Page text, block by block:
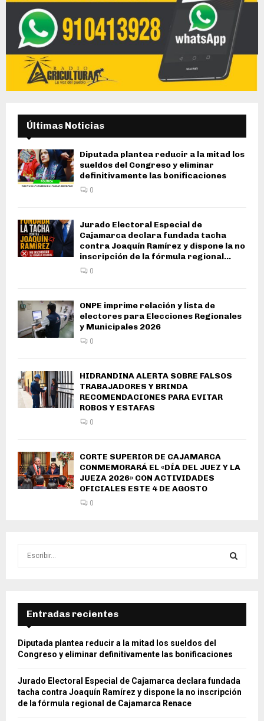
Últimas Noticias
Diputada plantea reducir a la mitad los
sueldos del Congreso y eliminar
definitivamente las bonificaciones
0
Jurado Electoral Especial de
Cajamarca declara fundada tacha
contra Joaquín Ramírez y dispone la no
inscripción de la fórmula regional...
0
ONPE imprime relación y lista de
electores para Elecciones Regionales
y Municipales 2026
0
HIDRANDINA ALERTA SOBRE FALSOS
TRABAJADORES Y BRINDA
RECOMENDACIONES PARA EVITAR
ROBOS Y ESTAFAS
0
CORTE SUPERIOR DE CAJAMARCA
CONMEMORARÁ EL «DÍA DEL JUEZ Y LA
JUEZA 2026» CON ACTIVIDADES
OFICIALES ESTE 4 DE AGOSTO
0
f
r
E
A
H
Entradas recientes
Diputada plantea reducir a la mitad los sueldos del
Congreso y eliminar definitivamente las bonificaciones
Jurado Electoral Especial de Cajamarca declara fundada
tacha contra Joaquín Ramírez y dispone la no inscripción
de la fórmula regional de Cajamarca Renace